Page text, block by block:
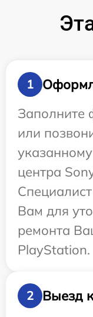
1
Заполните
или
центра
Вам для
ремонта
PlayStation.
2
Выезд